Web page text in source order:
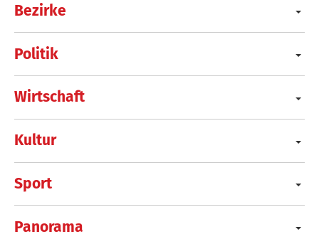
Bezirke
Politik
Wirtschaft
Kultur
Sport
Panorama